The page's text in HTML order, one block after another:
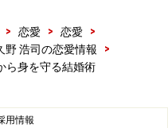
> 恋愛 > 恋愛
>
野 浩司の恋愛情報
>
ら身を守る結婚術
用情報